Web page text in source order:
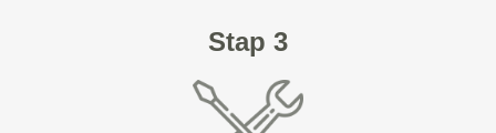
Stap 3